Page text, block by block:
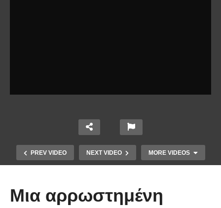
PREV VIDEO NEXT VIDEO MORE VIDEOS
Μια αρρωστημένη